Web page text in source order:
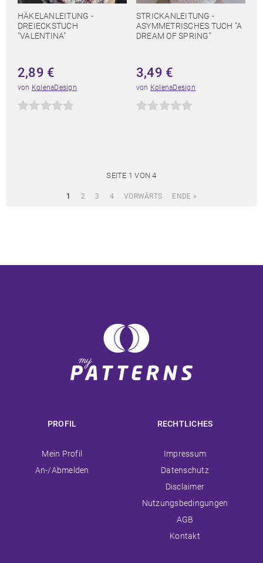
HÄKELANLEITUNG -
DREIECKSTUCH
"VALENTINA"
2,89 €
von KolenaDesign
STRICKANLEITUNG -
ASYMMETRISCHES TUCH "A
DREAM OF SPRING"
3,49 €
von KolenaDesign
SEITE 1 VON 4
1 2 3 4 VORWÄRTS ENDE »
PROFIL
Navigation
überspringen
Mein Profil
An-/Abmelden
RECHTLICHES
Navigation
überspringen
Impressum
Datenschutz
Disclaimer
Nutzungsbedingungen
AGB
Kontakt